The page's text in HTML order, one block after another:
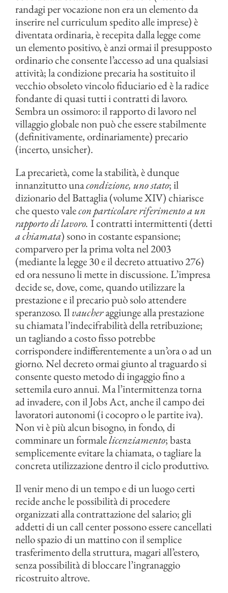
randagi per vocazione non era un elemento da
inserire nel curriculum spedito alle imprese) è
diventata ordinaria, è recepita dalla legge come
un elemento positivo, è anzi ormai il presupposto
ordinario che consente l’accesso ad una qualsiasi
attività; la condizione precaria ha sostituito il
vecchio obsoleto vincolo fiduciario ed è la radice
fondante di quasi tutti i contratti di lavoro.
Sembra un ossimoro: il rapporto di lavoro nel
villaggio globale non può che essere stabilmente
(definitivamente, ordinariamente) precario
(incerto, unsicher).
La precarietà, come la stabilità, è dunque
innanzitutto unacondizione, uno stato; il
dizionario del Battaglia (volume XIV) chiarisce
che questo valecon particolare riferimento a un
rapporto di lavoro. I contratti intermittenti (detti
a chiamata) sono in costante espansione;
comparvero per la prima volta nel 2003
(mediante la legge 30 e il decreto attuativo 276)
ed ora nessuno li mette in discussione. L’impresa
decide se, dove, come, quando utilizzare la
prestazione e il precario può solo attendere
speranzoso. Ilvaucheraggiunge alla prestazione
su chiamata l’indecifrabilità della retribuzione;
un tagliando a costo fisso potrebbe
corrispondere indifferentemente a un’ora o ad un
giorno. Nel decreto ormai giunto al traguardo si
consente questo metodo di ingaggio fino a
settemila euro annui. Ma l’intermittenza torna
ad invadere, con il Jobs Act, anche il campo dei
lavoratori autonomi (i cocopro o le partite iva).
Non vi è più alcun bisogno, in fondo, di
comminare un formalelicenziamento; basta
semplicemente evitare la chiamata, o tagliare la
concreta utilizzazione dentro il ciclo produttivo.
Il venir meno di un tempo e di un luogo certi
recide anche le possibilità di procedere
organizzati alla contrattazione del salario; gli
addetti di un call center possono essere cancellati
nello spazio di un mattino con il semplice
trasferimento della struttura, magari all’estero,
senza possibilità di bloccare l’ingranaggio
ricostruito altrove.